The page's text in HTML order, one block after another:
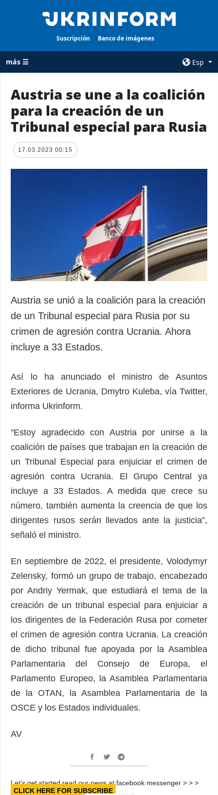
Suscripción Banco de imágenes
más ☰
Esp
TODAS LAS
CATEGORÍAS
Guerra
Reconstrucción
Desastres y
AGENCIA
sobre la agencia
Política de
privacidad y
protección de
datos personales
ADICIONAL
Podcasts
Publicaciones
Fotos
Video
Releases
SERVICIOS
Suscripción
Austria se une a la coalición
para la creación de un
Tribunal especial para Rusia
17.03.2023 00:15
Austria se unió a la coalición para la creación
de un Tribunal especial para Rusia por su
crimen de agresión contra Ucrania. Ahora
incluye a 33 Estados.
Así lo ha anunciado el ministro de Asuntos
Exteriores de Ucrania, Dmytro Kuleba, vía Twitter,
informa Ukrinform.
"Estoy agradecido con Austria por unirse a la
coalición de países que trabajan en la creación de
un Tribunal Especial para enjuiciar el crimen de
agresión contra Ucrania. El Grupo Central ya
incluye a 33 Estados. A medida que crece su
número, también aumenta la creencia de que los
dirigentes rusos serán llevados ante la justicia”,
señaló el ministro.
En septiembre de 2022, el presidente, Volodymyr
Zelensky, formó un grupo de trabajo, encabezado
por Andriy Yermak, que estudiará el tema de la
creación de un tribunal especial para enjuiciar a
los dirigentes de la Federación Rusa por cometer
el crimen de agresión contra Ucrania. La creación
de dicho tribunal fue apoyada por la Asamblea
Parlamentaria del Consejo de Europa, el
Parlamento Europeo, la Asamblea Parlamentaria
de la OTAN, la Asamblea Parlamentaria de la
OSCE y los Estados individuales.
AV
Let’s get started read our news at facebook messenger > > >
CLICK HERE FOR SUBSCRIBE